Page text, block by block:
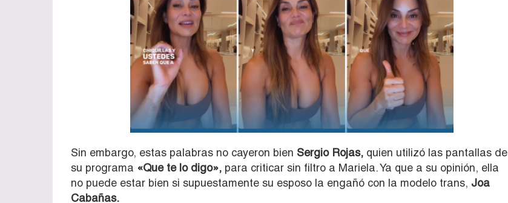
Sin embargo, estas palabras no cayeron bien Sergio Rojas, quien utilizó las pantallas de
su programa «Que te lo digo», para criticar sin filtro a Mariela. Ya que a su opinión, ella
no puede estar bien si supuestamente su esposo la engañó con la modelo trans, Joa
Cabañas.